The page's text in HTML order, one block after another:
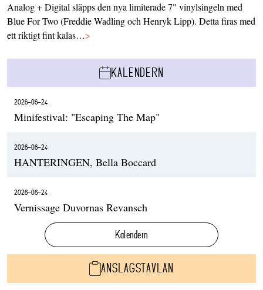
Analog + Digital släpps den nya limiterade 7" vinylsingeln med
Blue For Two (Freddie Wadling och Henryk Lipp). Detta firas med
ett riktigt fint kalas…>
KALENDERN
2026-06-24
Minifestival: "Escaping The Map"
2026-06-24
HANTERINGEN, Bella Boccard
2026-06-24
Vernissage Duvornas Revansch
Kalendern
ANSLAGSTAVLAN